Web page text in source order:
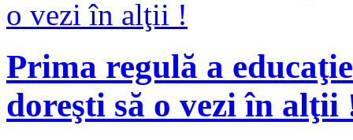
Prima regulă a
doreşti să o vezi în alţii